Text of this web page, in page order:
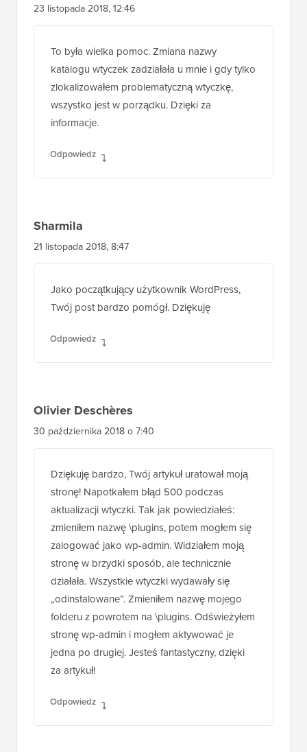
23 listopada 2018, 12:46
To była wielka pomoc. Zmiana nazwy
katalogu wtyczek zadziałała u mnie i gdy tylko
zlokalizowałem problematyczną wtyczkę,
wszystko jest w porządku. Dzięki za
informacje.
Odpowiedz
Sharmila
21 listopada 2018, 8:47
Jako początkujący użytkownik WordPress,
Twój post bardzo pomógł. Dziękuję
Odpowiedz
Olivier Deschères
30 października 2018 o 7:40
Dziękuję bardzo, Twój artykuł uratował moją
stronę! Napotkałem błąd 500 podczas
aktualizacji wtyczki. Tak jak powiedziałeś:
zmieniłem nazwę \plugins, potem mogłem się
zalogować jako wp-admin. Widziałem moją
stronę w brzydki sposób, ale technicznie
działała. Wszystkie wtyczki wydawały się
„odinstalowane”. Zmieniłem nazwę mojego
folderu z powrotem na \plugins. Odświeżyłem
stronę wp-admin i mogłem aktywować je
jedna po drugiej. Jesteś fantastyczny, dzięki
za artykuł!
Odpowiedz